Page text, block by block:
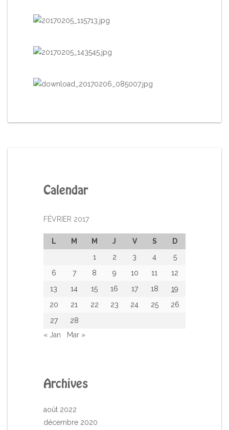
Calendar
FÉVRIER 2017
L M M J V S
D
1
2 3 4
5
6
7 8 9 10 11
12
13
14 15 16 17 18
19
20
21 22 23 24 25
26
27
28
« Jan
Mar »
Archives
août 2022
décembre 2020